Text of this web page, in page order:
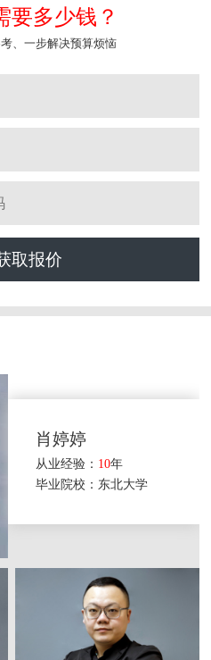
要多少钱？
、一步解决预算烦恼
取报价
肖婷婷
从业经验： 10年
毕业院校：东北大学